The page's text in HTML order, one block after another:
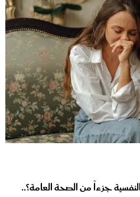
جزءاً من الصحة العامة؟..